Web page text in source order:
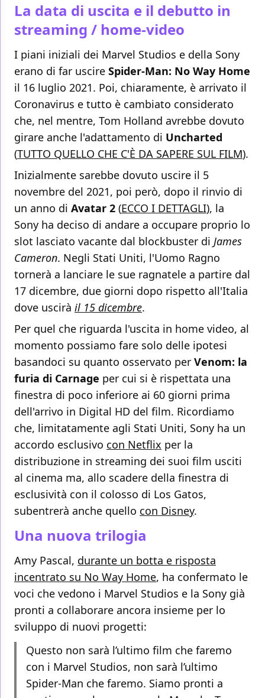
La data di uscita e il debutto in
streaming / home-video
I piani iniziali dei Marvel Studios e della Sony
erano di far uscire Spider-Man: No Way Home
il 16 luglio 2021. Poi, chiaramente, è arrivato il
Coronavirus e tutto è cambiato considerato
che, nel mentre, Tom Holland avrebbe dovuto
girare anche l'adattamento di Uncharted
(TUTTO QUELLO CHE C'È DA SAPERE SUL FILM).
Inizialmente sarebbe dovuto uscire il 5
novembre del 2021, poi però, dopo il rinvio di
un anno di Avatar 2 (ECCO I DETTAGLI), la
Sony ha deciso di andare a occupare proprio lo
slot lasciato vacante dal blockbuster di James
Cameron. Negli Stati Uniti, l'Uomo Ragno
tornerà a lanciare le sue ragnatele a partire dal
17 dicembre, due giorni dopo rispetto all'Italia
dove uscirà il 15 dicembre.
Per quel che riguarda l'uscita in home video, al
momento possiamo fare solo delle ipotesi
basandoci su quanto osservato per Venom: la
furia di Carnage per cui si è rispettata una
finestra di poco inferiore ai 60 giorni prima
dell'arrivo in Digital HD del film. Ricordiamo
che, limitatamente agli Stati Uniti, Sony ha un
accordo esclusivo con Netflix per la
distribuzione in streaming dei suoi film usciti
al cinema ma, allo scadere della finestra di
esclusività con il colosso di Los Gatos,
subentrerà anche quello con Disney.
Una nuova trilogia
Amy Pascal, durante un botta e risposta
incentrato su No Way Home, ha confermato le
voci che vedono i Marvel Studios e la Sony già
pronti a collaborare ancora insieme per lo
sviluppo di nuovi progetti:
Questo non sarà l’ultimo film che faremo
con i Marvel Studios, non sarà l’ultimo
Spider-Man che faremo. Siamo pronti a